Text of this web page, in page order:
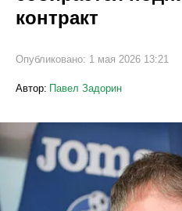
контракт
Опубликовано: 1 мая 2026 13:21
Автор: Павел Задорин